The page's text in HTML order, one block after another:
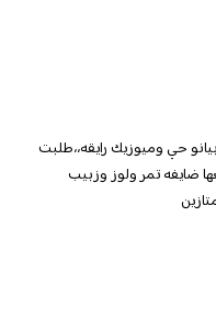
حي وميوزيك رايقه،،طلبت
ضايفه تمر ولوز وزبيب